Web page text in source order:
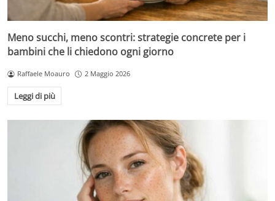
Meno succhi, meno scontri: strategie concrete per i
bambini che li chiedono ogni giorno
Raffaele Moauro 2 Maggio 2026
Leggi di più